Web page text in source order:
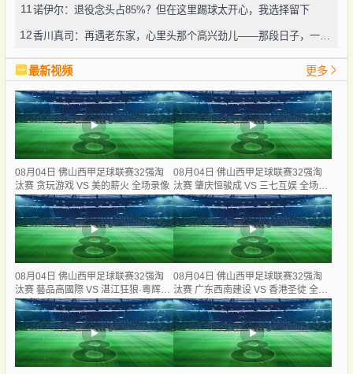
11诺伊尔：退役念头占85%？但在这里踢球太开心，我选择留下
12 香川真司：再遇老东家，心里头那个高兴劲儿——那段日子，一辈子忘不了
最新视频 更多
08月04日 佛山西甲足球联赛32强淘
汰赛 贪玩游戏 VS 美的薪火 全场录像
08月04日 佛山西甲足球联赛32强淘
汰赛 肇庆恒骏成 VS 三七互娱 全场录
像
08月04日 佛山西甲足球联赛32强淘
汰赛 藝品高國際 VS 湛江狂狼·粵辉能
源 全场录像
08月04日 佛山西甲足球联赛32强淘
汰赛 广东西南建设 VS 香港圣徒 全场
录像